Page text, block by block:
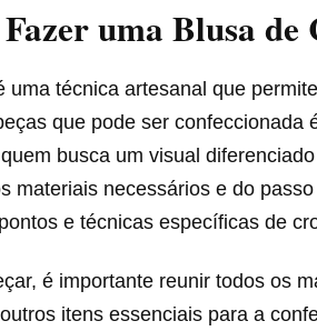
uma Blusa
uma técnica artesanal que
que pode ser confeccionada
busca um visual
materiais necessários e do
e técnicas específicas de
é importante reunir todos os
itens essenciais para a